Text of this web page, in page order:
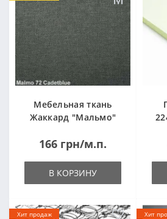
Мебельная ткань
Жаккард "Мальмо"
166 грн/м.п.
В КОРЗИНУ
Хит продаж
Хит